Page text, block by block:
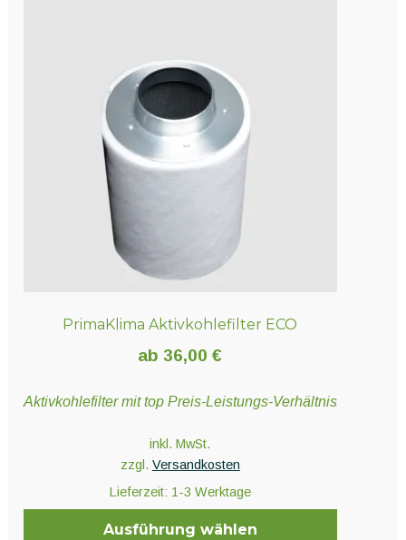
PrimaKlima Aktivkohlefilter ECO
ab 36,00€
Aktivkohlefilter mit top Preis-Leistungs-Verhältnis
inkl. MwSt.
zzgl. Versandkosten
Lieferzeit: 1-3 Werktage
Ausführung wählen